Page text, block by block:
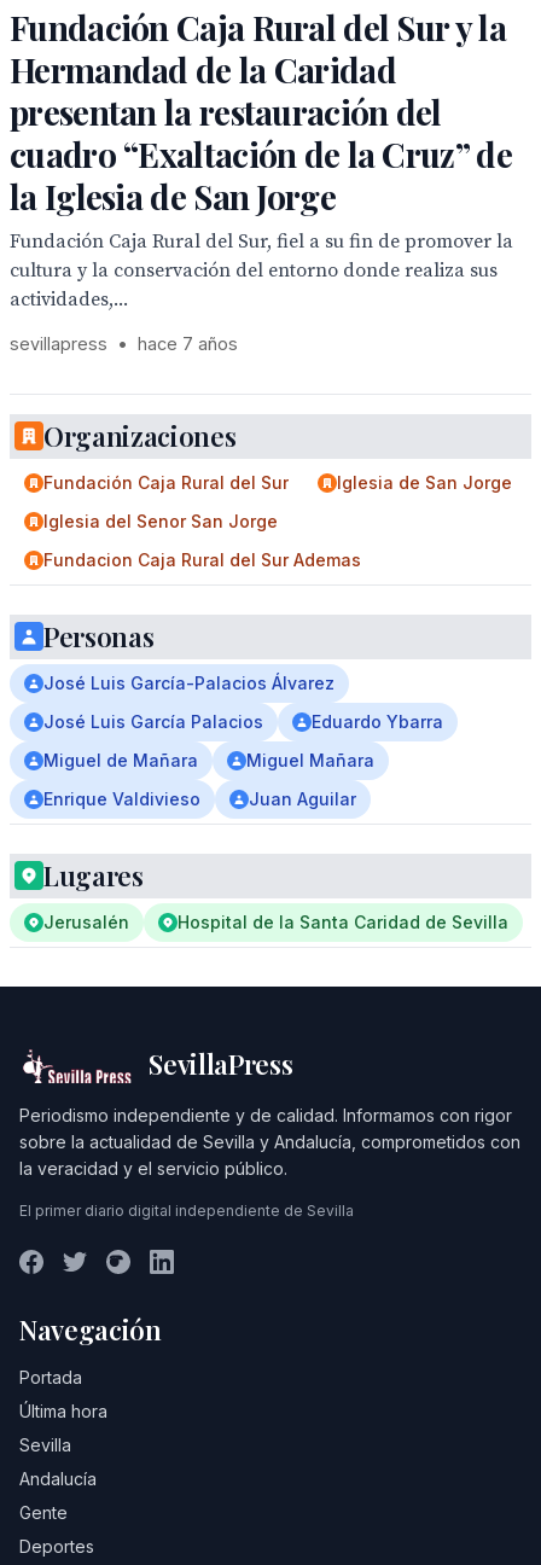
Fundación Caja Rural del Sur y la
Hermandad de la Caridad
presentan la restauración del
cuadro “Exaltación de la Cruz” de
la Iglesia de San Jorge
Fundación Caja Rural del Sur, fiel a su fin de promover la
cultura y la conservación del entorno donde realiza sus
actividades,...
sevillapress • hace 7 años
Organizaciones
Fundación Caja Rural del Sur
Iglesia de San Jorge
Iglesia del Senor San Jorge
Fundacion Caja Rural del Sur Ademas
Personas
José Luis García-Palacios Álvarez
José Luis García Palacios
Eduardo Ybarra
Miguel de Mañara
Miguel Mañara
Enrique Valdivieso
Juan Aguilar
Lugares
Jerusalén Hospital de la Santa Caridad de Sevilla
SevillaPress
Periodismo independiente y de calidad. Informamos con rigor
sobre la actualidad de Sevilla y Andalucía, comprometidos con
la veracidad y el servicio público.
El primer diario digital independiente de Sevilla
Navegación
Portada
Última hora
Sevilla
Andalucía
Gente
Deportes